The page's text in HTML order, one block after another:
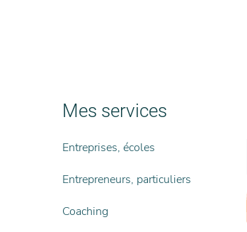
Mes services
Entreprises, écoles
Entrepreneurs, particuliers
Coaching